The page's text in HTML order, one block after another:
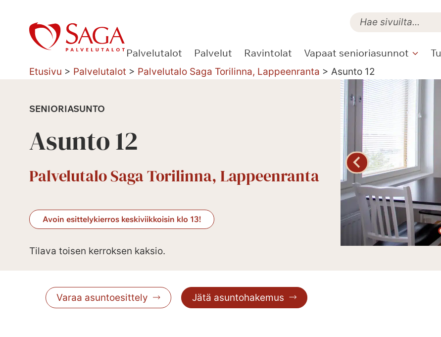
sisältöön
Palvelutalot Palvelut Ravintolat Vapaat senioriasunnot
Etusivu > Palvelutalot > Palvelutalo Saga Torilinna, Lappeenranta > Asunto 12
SENIORIASUNTO
Asunto 12
Palvelutalo Saga Torilinna, Lappeenranta
Avoin esittelykierros keskiviikkoisin klo 13!
Tilava toisen kerroksen kaksio.
Varaa asuntoesittely Jätä asuntohakemus